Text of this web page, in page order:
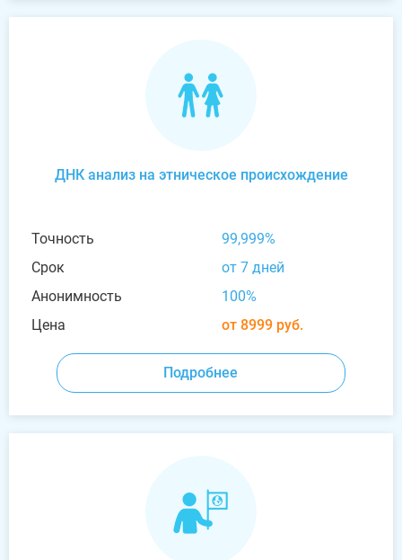
ДНК анализ на этническое происхождение
Точность
99,999%
Срок
от 7 дней
Анонимность
100%
Цена
от 8999 руб.
Подробнее